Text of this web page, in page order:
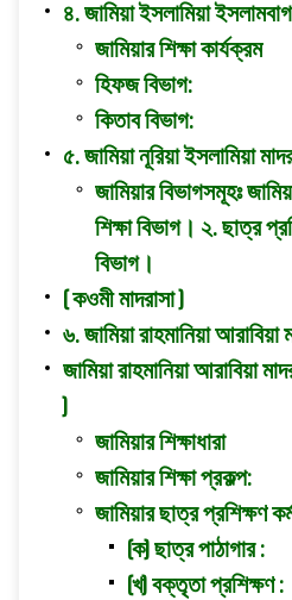
৪. জামিয়া ইসলামিয়া
জামিয়ার শিক্ষা কার্যক্রম
হিফজ বিভাগ:
কিতাব বিভাগ:
৫. জামিয়া নূরিয়া ইসলামিয়া
জামিয়ার বিভাগসমূহঃ
শিক্ষা বিভাগ। ২. ছাত্র
বিভাগ।
( কওমী মাদরাসা )
৬. জামিয়া রাহমানিয়া আরাবিয়া
জামিয়া রাহমানিয়া আরাবিয়া
)
জামিয়ার শিক্ষাধারা
জামিয়ার শিক্ষা প্রকল্প:
জামিয়ার ছাত্র প্রশিক্ষণ
(ক) ছাত্র পাঠাগার :
(খ) বক্তৃতা প্রশিক্ষণ :